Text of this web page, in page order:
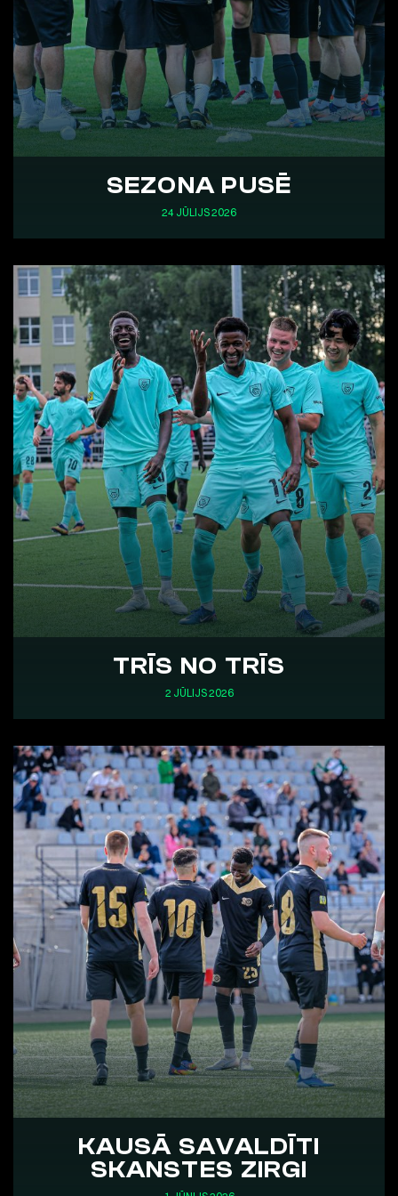
SEZONA PUSĒ
24 JŪLIJS 2026
TRĪS NO TRĪS
2 JŪLIJS 2026
KAUSĀ SAVALDĪTI
SKANSTES ZIRGI